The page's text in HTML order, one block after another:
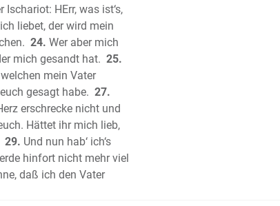
HErr, was ist‘s,
liebet, der wird mein
24. Wer aber mich
mich gesandt hat. 25.
mein Vater
gesagt habe. 27.
erschrecke nicht und
Hättet ihr mich lieb,
29. Und nun hab‘ ich‘s
hinfort nicht mehr viel
daß ich den Vater